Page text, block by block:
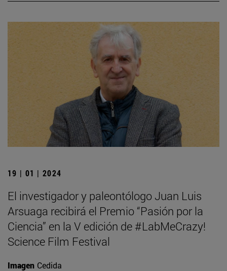
19 | 01 | 2024
El investigador y paleontólogo Juan Luis
Arsuaga recibirá el Premio “Pasión por la
Ciencia” en la V edición de #LabMeCrazy!
Science Film Festival
Imagen Cedida